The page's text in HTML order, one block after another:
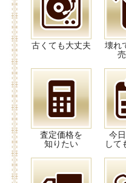
古くても大丈夫
壊れ
査定価格を
知りたい
今
して